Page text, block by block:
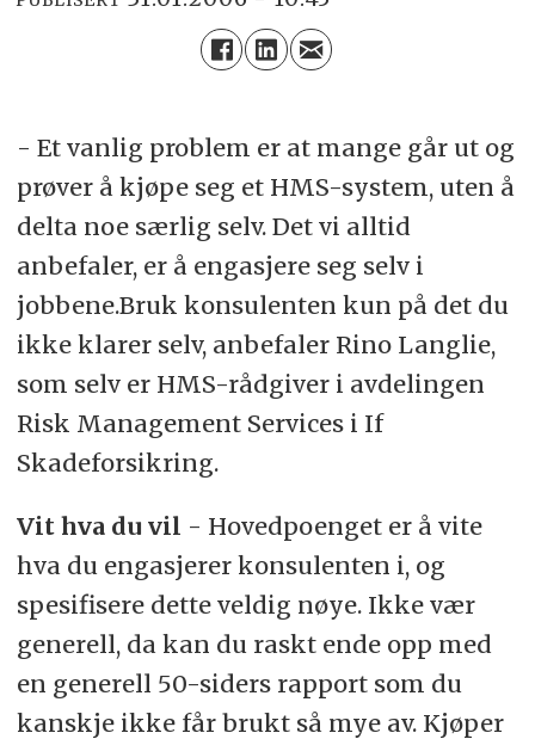
- Et vanlig problem er at mange går ut og
prøver å kjøpe seg et HMS-system, uten å
delta noe særlig selv. Det vi alltid
anbefaler, er å engasjere seg selv i
jobbene.Bruk konsulenten kun på det du
ikke klarer selv, anbefaler Rino Langlie,
som selv er HMS-rådgiver i avdelingen
Risk Management Services i If
Skadeforsikring.
Vit hva du vil - Hovedpoenget er å vite
hva du engasjerer konsulenten i, og
spesifisere dette veldig nøye. Ikke vær
generell, da kan du raskt ende opp med
en generell 50-siders rapport som du
kanskje ikke får brukt så mye av. Kjøper